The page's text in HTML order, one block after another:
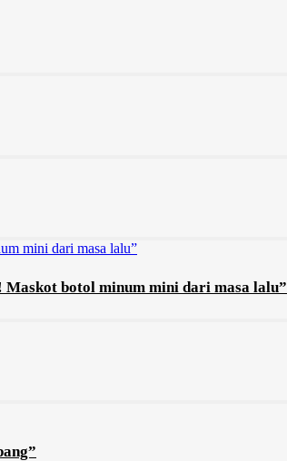
Maskot botol minum mini dari masa lalu”